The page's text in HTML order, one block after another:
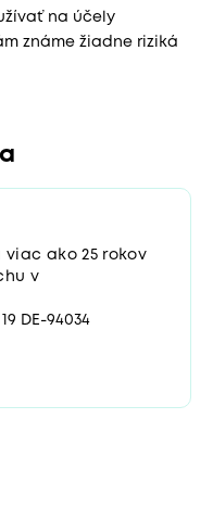
na účely
známe žiadne riziká
viac ako 25 rokov
v
DE-94034